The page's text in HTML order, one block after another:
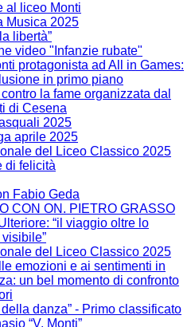
al liceo Monti
Musica 2025
libertà”
video "Infanzie rubate"
protagonista ad All in Games:
in primo piano
la fame organizzata dal
di Cesena
2025
aprile 2025
del Liceo Classico 2025
di felicità
Fabio Geda
CON ON. PIETRO GRASSO
“il viaggio oltre lo
del Liceo Classico 2025
emozioni e ai sentimenti in
un bel momento di confronto
danza” - Primo classificato
“V. Monti”